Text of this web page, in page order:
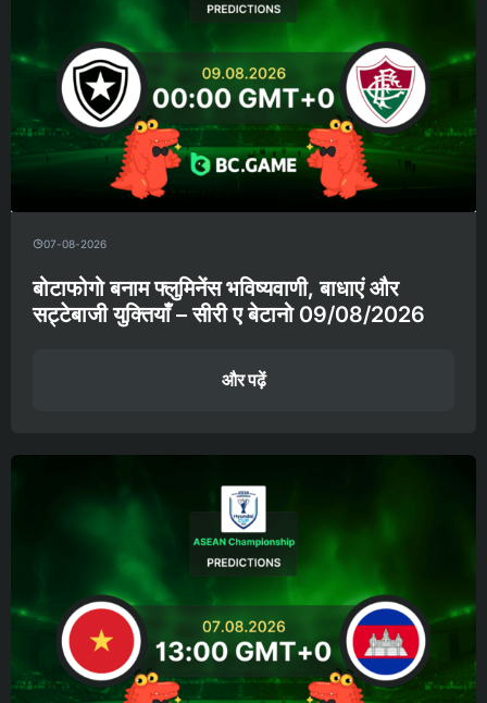
07-08-2026
बोटाफोगो बनाम फ्लुमिनेंस भविष्यवाणी, बाधाएं और
सट्टेबाजी युक्तियाँ – सीरी ए बेटानो 09/08/2026
और पढ़ें